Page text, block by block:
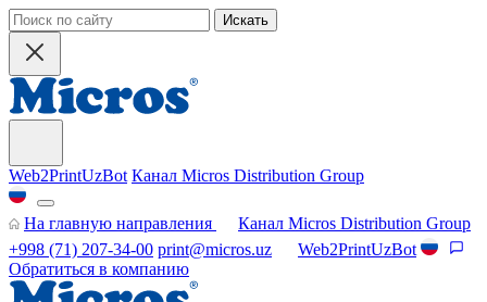
Искать
Web2PrintUzBot Канал Micros Distribution Group
На главную направления
Канал Micros Distribution Group
+998 (71) 207-34-00 print@micros.uz
Web2PrintUzBot
Обратиться в компанию